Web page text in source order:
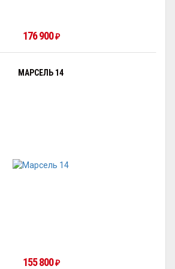
176 900₽
МАРСЕЛЬ 14
155 800₽